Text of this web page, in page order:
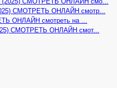
СМОТРЕТЬ ОНЛАЙН смотр...
ОНЛАЙН смотреть на ...
СМОТРЕТЬ ОНЛАЙН смот...